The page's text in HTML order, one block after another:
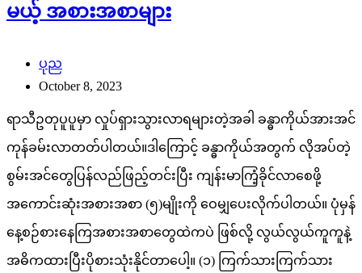
မယ့် အစားအစာများ
ပုည
October 8, 2023
ရာသီဥတုပူပူမှာ လှုပ်ရှားသွားလာရများတဲ့အခါ ခန္ဓာကိုယ်အားအင်
ကုန်ခမ်းလာတတ်ပါတယ်။ဒါကြောင့် ခန္ဓာကိုယ်အတွက် လိုအပ်တဲ့
စွမ်းအင်တွေပြန်လည်ဖြည့်တင်းပြီး ကျန်းမာကြံ့ခိုင်လာစေဖို့
အကောင်းဆုံးအစားအစာ (၅)မျိုးကို ဝေမျှပေးလိုက်ပါတယ်။ ပုံမှန်
နေ့စဉ်စားနေကြအစားအစာတွေထဲကပဲ ဖြစ်လို့ လွယ်လွယ်ကူကူနဲ့
အဓိကထားပြီးပိုစားသုံးနိုင်တာပေါ့။ (၁) ကြက်သားကြက်သား